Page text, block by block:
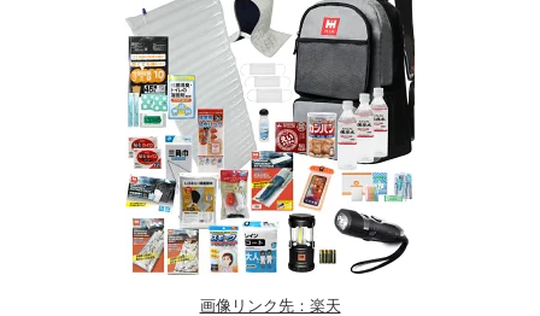
画像リンク先：楽天